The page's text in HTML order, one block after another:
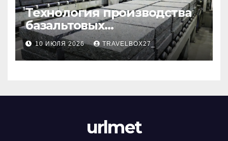
Технология производства
базальтовых
теплоизоляционных плит
по ГОСТ
10 ИЮЛЯ 2026 TRAVELBOX27_
urlmet